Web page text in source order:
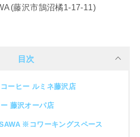
(藤沢市鵠沼橘1-17-11)
目次
ーヒー ルミネ藤沢店
藤沢オーパ店
※コワーキングスペース